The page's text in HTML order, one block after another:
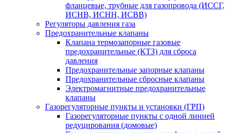
фланцевые, трубные для газопровода (ИССГ,
ИСНВ, ИСНН, ИСВВ)
Регуляторы давления газа
Предохранительные клапаны
Клапана термозапорные газовые
предохранительные (КТЗ) для сброса
давления
Предохранительные запорные клапаны
Предохранительные сбросные клапаны
Электромагнитные предохранительные
клапаны
Газорегуляторные пункты и установки (ГРП)
Газорегуляторные пункты с одной линией
редуцирования (домовые)